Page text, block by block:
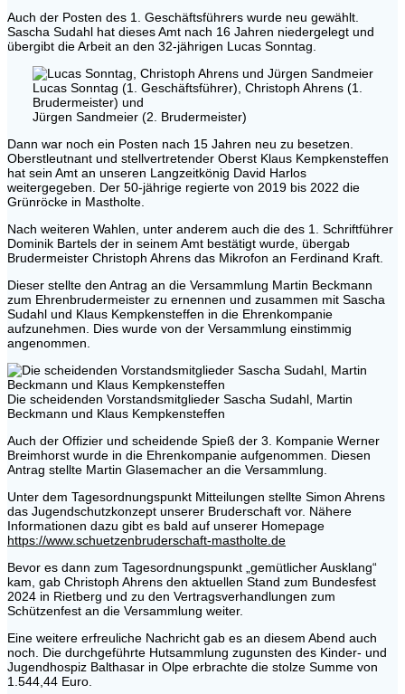
Auch der Posten des 1. Geschäftsführers wurde neu gewählt.
Sascha Sudahl hat dieses Amt nach 16 Jahren niedergelegt und
übergibt die Arbeit an den 32-jährigen Lucas Sonntag.
Lucas Sonntag (1. Geschäftsführer), Christoph Ahrens (1.
Brudermeister) und
Jürgen Sandmeier (2. Brudermeister)
Dann war noch ein Posten nach 15 Jahren neu zu besetzen.
Oberstleutnant und stellvertretender Oberst Klaus Kempkensteffen
hat sein Amt an unseren Langzeitkönig David Harlos
weitergegeben. Der 50-jährige regierte von 2019 bis 2022 die
Grünröcke in Mastholte.
Nach weiteren Wahlen, unter anderem auch die des 1. Schriftführer
Dominik Bartels der in seinem Amt bestätigt wurde, übergab
Brudermeister Christoph Ahrens das Mikrofon an Ferdinand Kraft.
Dieser stellte den Antrag an die Versammlung Martin Beckmann
zum Ehrenbrudermeister zu ernennen und zusammen mit Sascha
Sudahl und Klaus Kempkensteffen in die Ehrenkompanie
aufzunehmen. Dies wurde von der Versammlung einstimmig
angenommen.
Die scheidenden Vorstandsmitglieder Sascha Sudahl, Martin
Beckmann und Klaus Kempkensteffen
Auch der Offizier und scheidende Spieß der 3. Kompanie Werner
Breimhorst wurde in die Ehrenkompanie aufgenommen. Diesen
Antrag stellte Martin Glasemacher an die Versammlung.
Unter dem Tagesordnungspunkt Mitteilungen stellte Simon Ahrens
das Jugendschutzkonzept unserer Bruderschaft vor. Nähere
Informationen dazu gibt es bald auf unserer Homepage
https://www.schuetzenbruderschaft-mastholte.de
Bevor es dann zum Tagesordnungspunkt „gemütlicher Ausklang“
kam, gab Christoph Ahrens den aktuellen Stand zum Bundesfest
2024 in Rietberg und zu den Vertragsverhandlungen zum
Schützenfest an die Versammlung weiter.
Eine weitere erfreuliche Nachricht gab es an diesem Abend auch
noch. Die durchgeführte Hutsammlung zugunsten des Kinder- und
Jugendhospiz Balthasar in Olpe erbrachte die stolze Summe von
1.544,44 Euro.